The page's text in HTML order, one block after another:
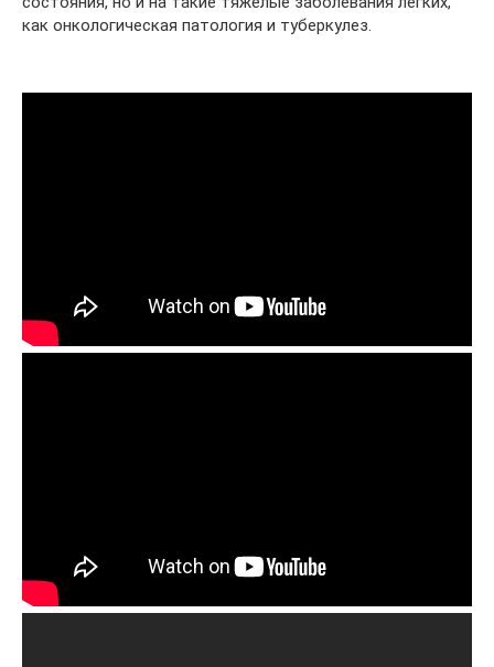
как онкологическая патология и туберкулез.